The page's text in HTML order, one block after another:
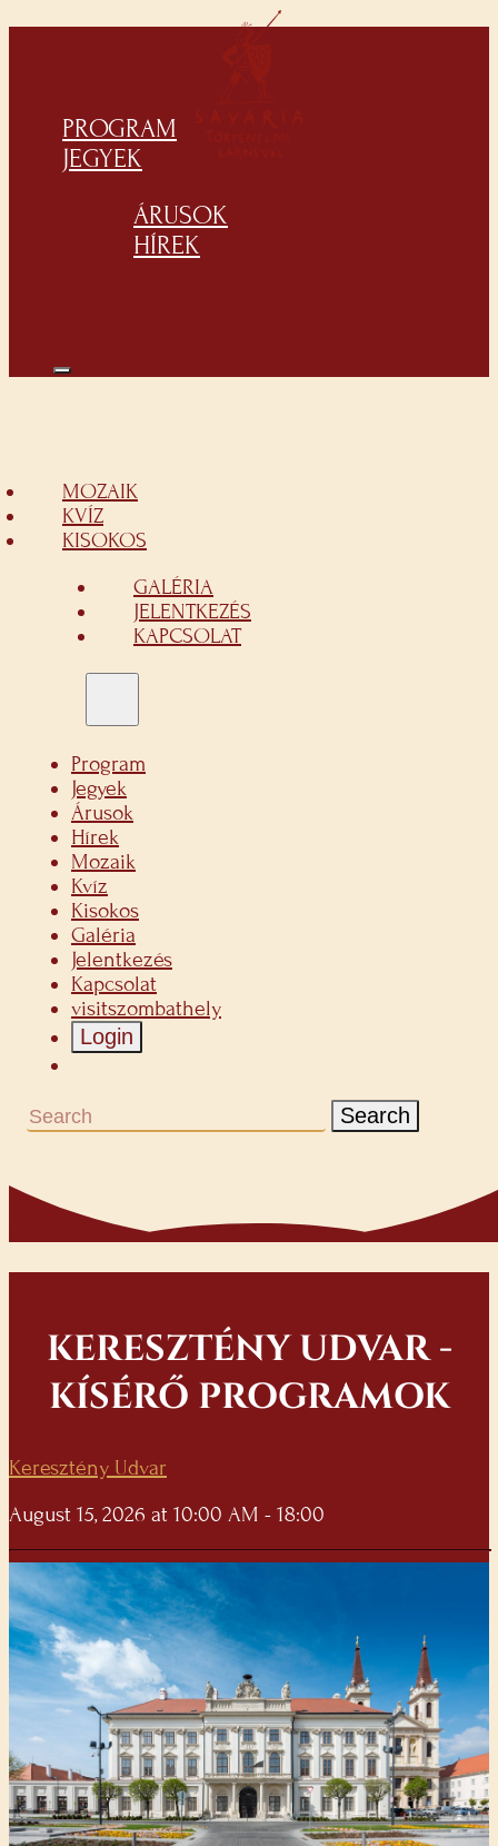
PROGRAM
JEGYEK
ÁRUSOK
HÍREK
MOZAIK
KVÍZ
KISOKOS
GALÉRIA
JELENTKEZÉS
KAPCSOLAT
Program
Jegyek
Árusok
Hírek
Mozaik
Kvíz
Kisokos
Galéria
Jelentkezés
Kapcsolat
visitszombathely
Login
Search
KERESZTÉNY UDVAR -
KÍSÉRŐ PROGRAMOK
Keresztény Udvar
August 15, 2026 at 10:00 AM - 18:00